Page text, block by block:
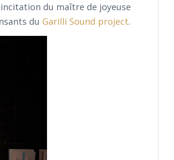
du maître de joyeuse
du Garilli Sound project.